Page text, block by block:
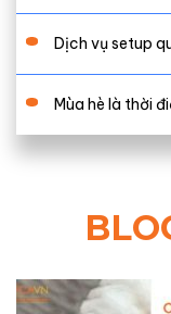
Dịch vụ setup
Mùa hè là thời